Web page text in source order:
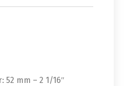
52 mm – 2 1/16″